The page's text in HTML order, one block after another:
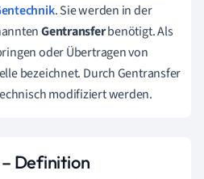
. Sie werden in der
Gentransferbenötigt. Als
oder Übertragen von
bezeichnet. Durch Gentransfer
modifiziert werden.
Definition